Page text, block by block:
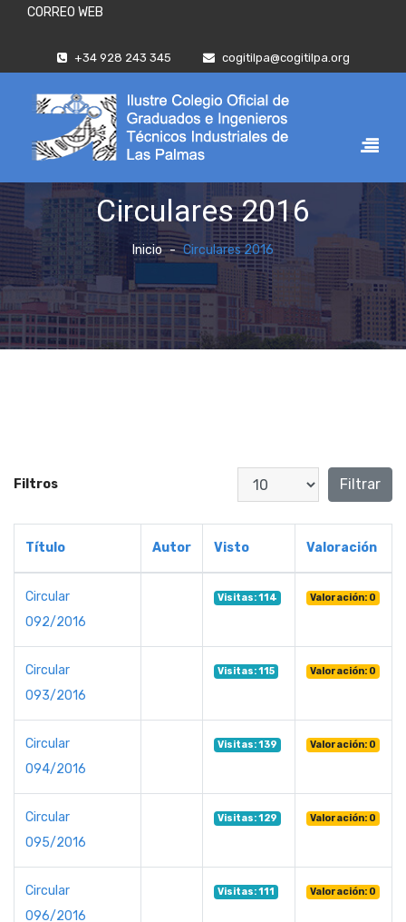
CORREO WEB
+34 928 243 345 cogitilpa@cogitilpa.org
Circulares 2016
Inicio Circulares 2016
Filtros Cantidad a mostrarFiltrar
Título Autor Visto Valoración
Circular
092/2016
Visitas: 114 Valoración: 0
Circular
093/2016
Visitas: 115 Valoración: 0
Circular
094/2016
Visitas: 139 Valoración: 0
Circular
095/2016
Visitas: 129 Valoración: 0
Circular
096/2016
Visitas: 111 Valoración: 0